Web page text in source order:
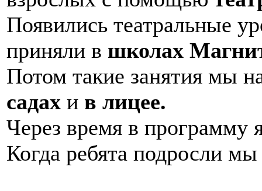
Появились театральные
приняли в школах
Потом такие занятия мы
садах и в лицее.
Через время в программу
Когда ребята подросли